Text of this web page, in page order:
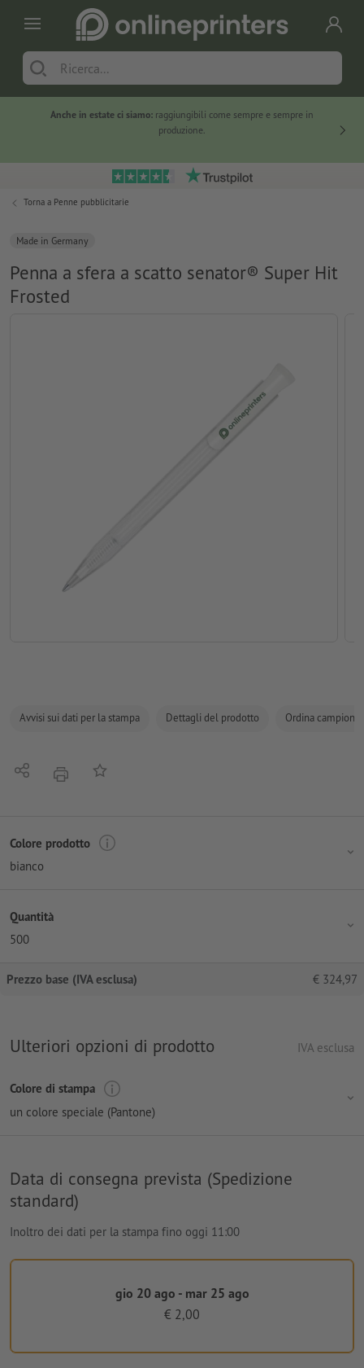
Anche in estate ci siamo: raggiungibili come sempre e sempre in
produzione.
Torna a Penne pubblicitarie
Made in Germany
Penna a sfera a scatto senator® Super Hit
Frosted
Avvisi sui dati per la stampa Dettagli del prodotto Ordina campione
Condividistamparealla lista preferiti
Colore prodotto
bianco
Quantità
500
Prezzo base (IVA esclusa) € 324,97
Ulteriori opzioni di prodotto IVA esclusa
Colore di stampa
un colore speciale (Pantone)
Data di consegna prevista (Spedizione
standard)
Inoltro dei dati per la stampa fino oggi 11:00
gio 20 ago - mar 25 ago
€ 2,00